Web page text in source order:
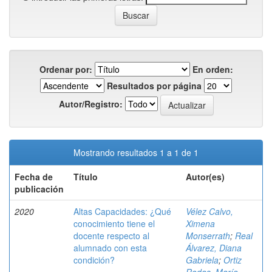
Ordenar por:
En orden:
Resultados por página
Autor/Registro:
Mostrando resultados 1 a 1 de 1
Fecha de
publicación
Título Autor(es)
2020
Altas Capacidades: ¿Qué
conocimiento tiene el
docente respecto al
alumnado con esta
condición?
Vélez Calvo,
Ximena
Monserrath; Real
Álvarez, Diana
Gabriela; Ortiz